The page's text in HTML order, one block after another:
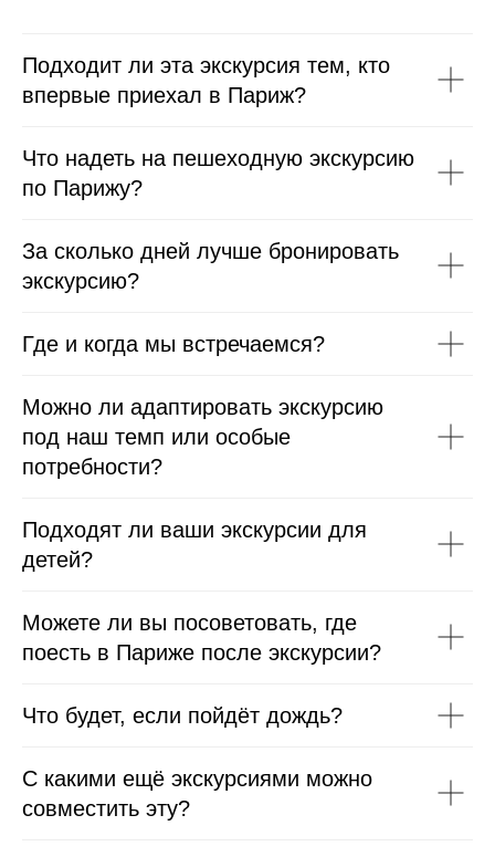
Подходит ли эта экскурсия тем, кто
впервые приехал в Париж?
Что надеть на пешеходную экскурсию
по Парижу?
За сколько дней лучше бронировать
экскурсию?
Где и когда мы встречаемся?
Можно ли адаптировать экскурсию
под наш темп или особые
потребности?
Подходят ли ваши экскурсии для
детей?
Можете ли вы посоветовать, где
поесть в Париже после экскурсии?
Что будет, если пойдёт дождь?
С какими ещё экскурсиями можно
совместить эту?